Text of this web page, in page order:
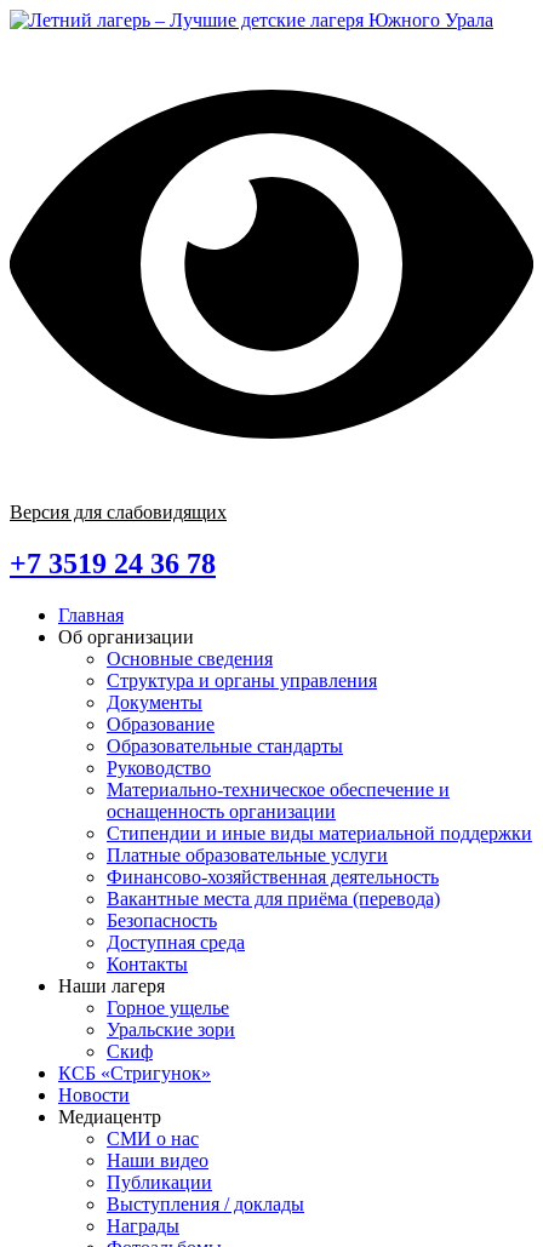
Перейти
Версия для слабовидящих
+7 3519 24 36 78
Главная
Об организации
Основные сведения
Структура и органы управления
Документы
Образование
Образовательные стандарты
Руководство
Материально-техническое обеспечение и
оснащенность организации
Стипендии и иные виды материальной поддержки
Платные образовательные услуги
Финансово-хозяйственная деятельность
Вакантные места для приёма (перевода)
Безопасность
Доступная среда
Контакты
Наши лагеря
Горное ущелье
Уральские зори
Скиф
КСБ «Стригунок»
Новости
Медиацентр
СМИ о нас
Наши видео
Публикации
Выступления / доклады
Награды